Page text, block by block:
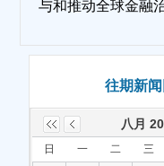
与和推动全球金融
往期新
八月
日 一 二 三